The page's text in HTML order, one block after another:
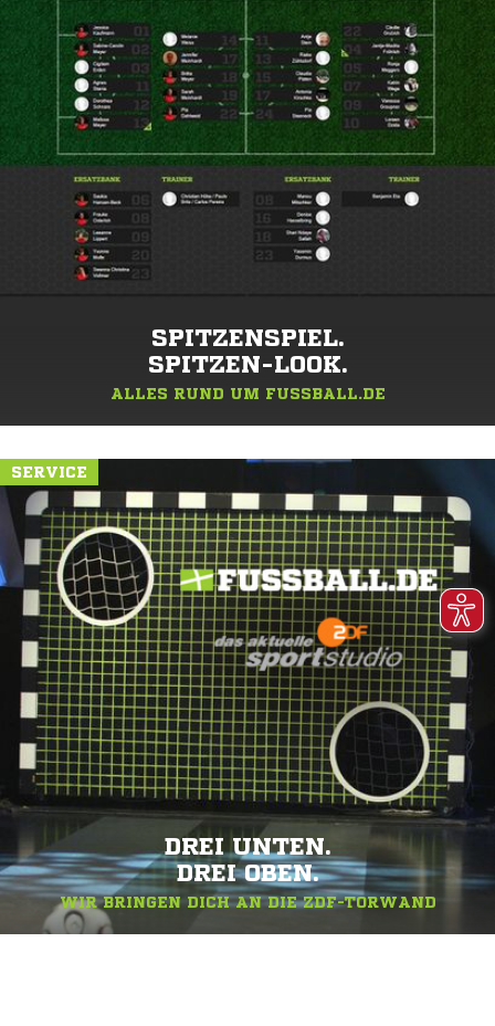
SPITZENSPIEL.
SPITZEN-LOOK.
ALLES RUND UM FUSSBALL.DE
SERVICE
DREI UNTEN.
DREI OBEN.
WIR BRINGEN DICH AN DIE ZDF-TORWAND